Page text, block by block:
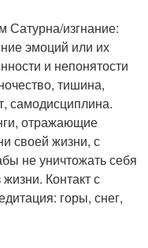
Сатурна/изгнание:
эмоций или их
и непонятости
тишина,
самодисциплина.
отражающие
своей жизни, с
не уничтожать себя
Контакт с
горы, снег,